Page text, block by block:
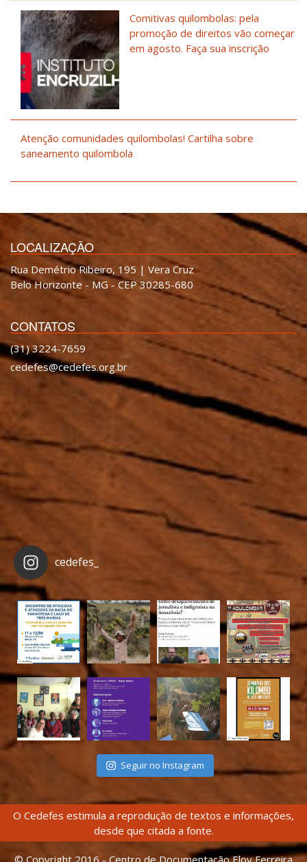
Comitivas quilombolas: pela
promoção de direitos vão começar
em agosto. Faça sua inscrição
Atenção comunidades quilombolas! Cartilha sobre
saneamento quilombola
LOCALIZAÇÃO
Rua Demétrio Ribeiro, 195 | Vera Cruz
Belo Horizonte - MG - CEP 30285-680
CONTATOS
(31) 3224-7659
cedefes@cedefes.org.br
cedefes_
Seguir no Instagram
O Cedefes estimula a reprodução de textos e informações,
desde que citada a fonte.